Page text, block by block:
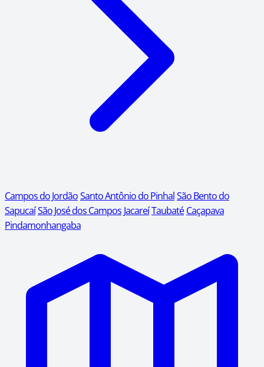
Campos do JordãoSanto Antônio do PinhalSão Bento do
SapucaíSão José dos Campos JacareíTaubaté Caçapava
Pindamonhangaba